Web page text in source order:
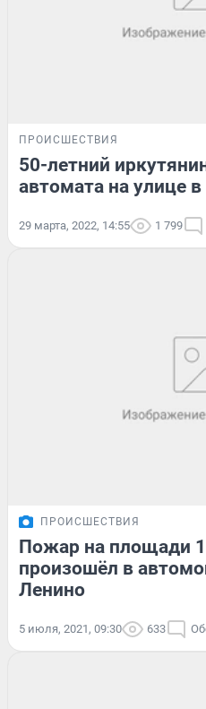
ПРОИСШЕСТВИЯ
50-летний
автомата на улице
29 марта, 2022, 14:55 1 799
ПРОИСШЕСТВИЯ
Пожар на площади
произошёл в
Ленино
5 июля, 2021, 09:30 633